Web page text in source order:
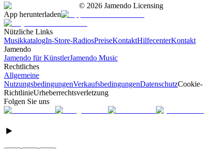
© 2026 Jamendo Licensing
App herunterladen
Nützliche Links
MusikkatalogIn-Store-RadiosPreiseKontaktHilfecenterKontakt
Jamendo
Jamendo für KünstlerJamendo Music
Rechtliches
Allgemeine
NutzungsbedingungenVerkaufsbedingungenDatenschutzCookie-
RichtlinieUrheberrechtsverletzung
Folgen Sie uns